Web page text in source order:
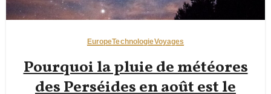
EuropeTechnologieVoyages
Pourquoi la pluie de météores
des Perséides en août est le